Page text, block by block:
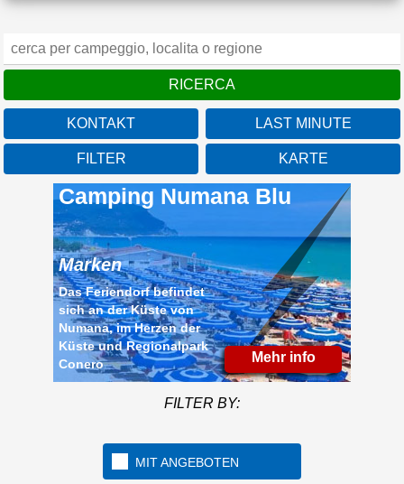
KONTAKT LAST MINUTE
FILTER KARTE
Camping Numana Blu
Marken
Das Feriendorf befindet
sich an der Küste von
Numana, im Herzen der
Küste und Regionalpark
Conero
Mehr info
FILTER BY:
MIT ANGEBOTEN